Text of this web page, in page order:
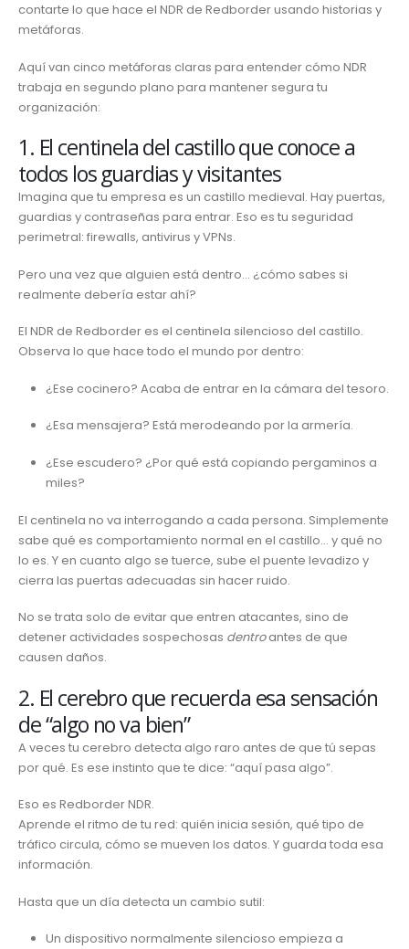
contarte lo que hace el NDR de Redborder usando historias y
metáforas.
Aquí van cinco metáforas claras para entender cómo NDR
trabaja en segundo plano para mantener segura tu
organización:
1. El centinela del castillo que conoce a
todos los guardias y visitantes
Imagina que tu empresa es un castillo medieval. Hay puertas,
guardias y contraseñas para entrar. Eso es tu seguridad
perimetral: firewalls, antivirus y VPNs.
Pero una vez que alguien está dentro… ¿cómo sabes si
realmente debería estar ahí?
El NDR de Redborder es el centinela silencioso del castillo.
Observa lo que hace todo el mundo por dentro:
¿Ese cocinero? Acaba de entrar en la cámara del tesoro.
¿Esa mensajera? Está merodeando por la armería.
¿Ese escudero? ¿Por qué está copiando pergaminos a
miles?
El centinela no va interrogando a cada persona. Simplemente
sabe qué es comportamiento normal en el castillo… y qué no
lo es. Y en cuanto algo se tuerce, sube el puente levadizo y
cierra las puertas adecuadas sin hacer ruido.
No se trata solo de evitar que entren atacantes, sino de
detener actividades sospechosas dentroantes de que
causen daños.
2. El cerebro que recuerda esa sensación
de “algo no va bien”
A veces tu cerebro detecta algo raro antes de que tú sepas
por qué. Es ese instinto que te dice: “aquí pasa algo”.
Eso es Redborder NDR.
Aprende el ritmo de tu red: quién inicia sesión, qué tipo de
tráfico circula, cómo se mueven los datos. Y guarda toda esa
información.
Hasta que un día detecta un cambio sutil:
Un dispositivo normalmente silencioso empieza a